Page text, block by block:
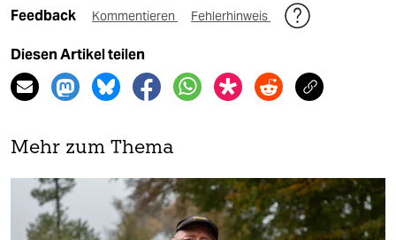
Feedback Kommentieren Fehlerhinweis
Diesen Artikel teilen
Mehr zum Thema